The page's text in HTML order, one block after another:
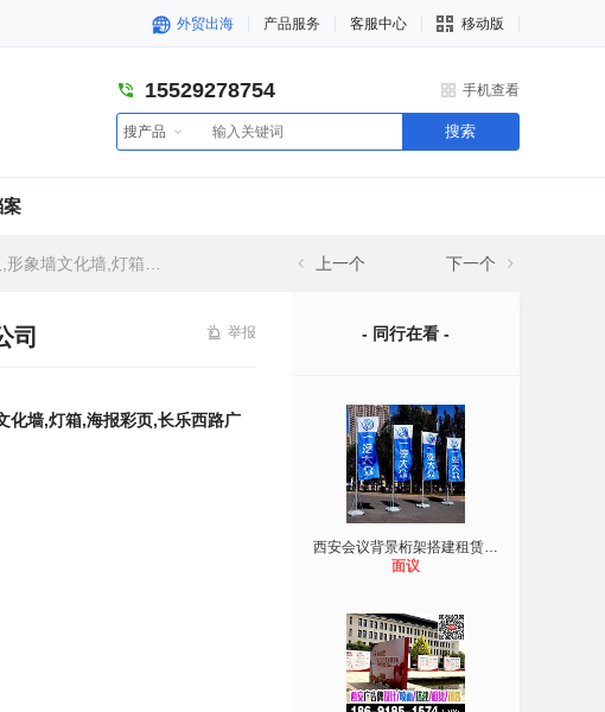
外贸出海 产品服务 客服中心 移动版
15529278754 手机查看
搜产品 搜索
案
报彩页,长乐西路广告制作公司 上一个 下一个
司 举报
化墙,灯箱,海报彩页,长乐西路广
- 同行在看 -
西安会议背景桁架搭建租赁,西安高清
面议